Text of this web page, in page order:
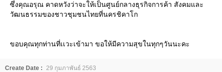
ซึ่งคุณอรุณ คาดหวังว่าจะให้เป็นศูนย์กลางธุรกิจการค้า สังคมและ
วัฒนธรรมของชาวชุมชนไทยที่นครชิคาโก
ขอบคุณทุกท่านที่เเวะเข้ามา ขอให้มีความสุขในทุกๆวันนะคะ
Create Date : 29 กุมภาพันธ์ 2563